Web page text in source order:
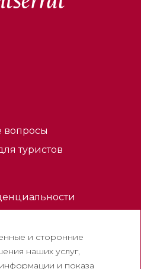
вопросы
туристов
социальных
и сторонние
наших услуг,
и показа